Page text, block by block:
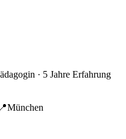
· 5 Jahre Erfahrung
📍München